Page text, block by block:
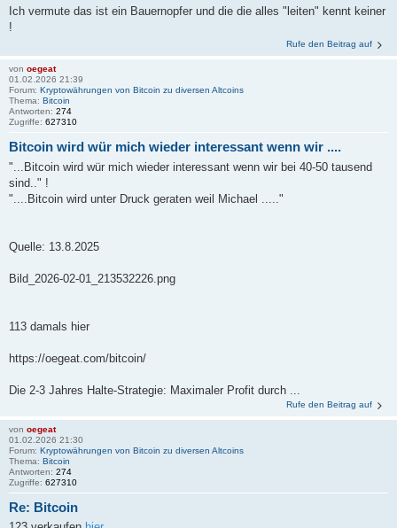
Ich vermute das ist ein Bauernopfer und die die alles "leiten" kennt keiner
!
Rufe den Beitrag auf
von oegeat
01.02.2026 21:39
Forum: Kryptowährungen von Bitcoin zu diversen Altcoins
Thema: Bitcoin
Antworten: 274
Zugriffe: 627310
Bitcoin wird wür mich wieder interessant wenn wir ....
"...Bitcoin wird wür mich wieder interessant wenn wir bei 40-50 tausend
sind.." !
"....Bitcoin wird unter Druck geraten weil Michael ....."
Quelle: 13.8.2025
Bild_2026-02-01_213532226.png
113 damals hier
https://oegeat.com/bitcoin/
Die 2-3 Jahres Halte-Strategie: Maximaler Profit durch ...
Rufe den Beitrag auf
von oegeat
01.02.2026 21:30
Forum: Kryptowährungen von Bitcoin zu diversen Altcoins
Thema: Bitcoin
Antworten: 274
Zugriffe: 627310
Re: Bitcoin